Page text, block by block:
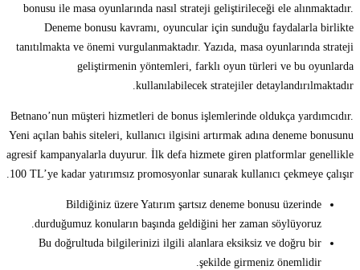
bonusu ile masa oyunlarında nasıl strateji geliştirileceği ele alınmaktadır.
Deneme bonusu kavramı, oyuncular için sunduğu faydalarla birlikte
tanıtılmakta ve önemi vurgulanmaktadır. Yazıda, masa oyunlarında strateji
geliştirmenin yöntemleri, farklı oyun türleri ve bu oyunlarda
kullanılabilecek stratejiler detaylandırılmaktadır.
Betnano’nun müşteri hizmetleri de bonus işlemlerinde oldukça yardımcıdır.
Yeni açılan bahis siteleri, kullanıcı ilgisini artırmak adına deneme bonusunu
agresif kampanyalarla duyurur. İlk defa hizmete giren platformlar genellikle
100 TL’ye kadar yatırımsız promosyonlar sunarak kullanıcı çekmeye çalışır.
Bildiğiniz üzere Yatırım şartsız deneme bonusu üzerinde
durduğumuz konuların başında geldiğini her zaman söylüyoruz.
Bu doğrultuda bilgilerinizi ilgili alanlara eksiksiz ve doğru bir
şekilde girmeniz önemlidir.